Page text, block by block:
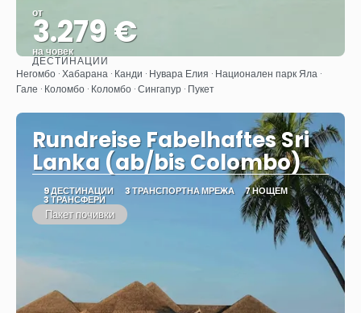
от
3.279 €
на човек
Вижте
ДЕСТИНАЦИИ
Негомбо · Хабарана · Канди · Нувара Елия · Национален парк Яла ·
Гале · Коломбо · Коломбо · Сингапур · Пукет
Rundreise Fabelhaftes Sri
Lanka (ab/bis Colombo)
9 ДЕСТИНАЦИИ 3 ТРАНСПОРТНА МРЕЖА 7 НОЩЕМ
3 ТРАНСФЕРИ
Пакет почивки